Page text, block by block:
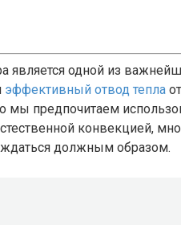
одной из
эффективный отвод тепла
мы предпочитаем
конвекцией,
должным образом.